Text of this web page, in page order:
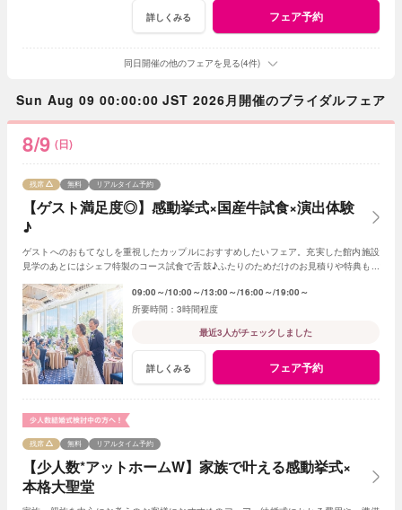
詳しくみる フェア予約
同日開催の他のフェアを見る(4件)
Sun Aug 09 00:00:00 JST 2026月開催のブライダルフェア
8/9 (日)
【ゲスト満足度◎】感動挙式×国産牛試食×演出体験
♪
残席 無料 リアルタイム予約
ゲストへのおもてなしを重視したカップルにおすすめしたいフェア。充実した館内施設
見学のあとにはシェフ特製のコース試食で舌鼓♪ふたりのためだけのお見積りや特典もご
09:00～ 10:00～ 13:00～ 16:00～ 19:00～
3時間程度
最近3人がチェックしました
詳しくみる フェア予約
【少人数*アットホームW】家族で叶える感動挙式×
本格大聖堂
残席 無料 リアルタイム予約